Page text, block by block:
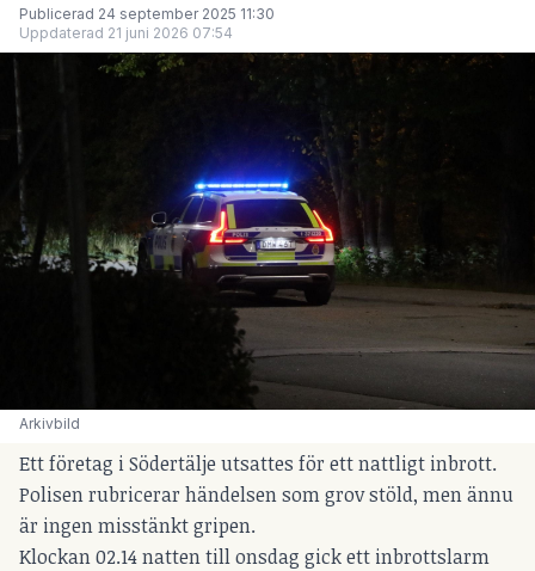
Publicerad 24 september 2025 11:30
Uppdaterad 21 juni 2026 07:54
Arkivbild
Ett företag i Södertälje utsattes för ett nattligt inbrott.
Polisen rubricerar händelsen som grov stöld, men ännu
är ingen misstänkt gripen.
Klockan 02.14 natten till onsdag gick ett inbrottslarm